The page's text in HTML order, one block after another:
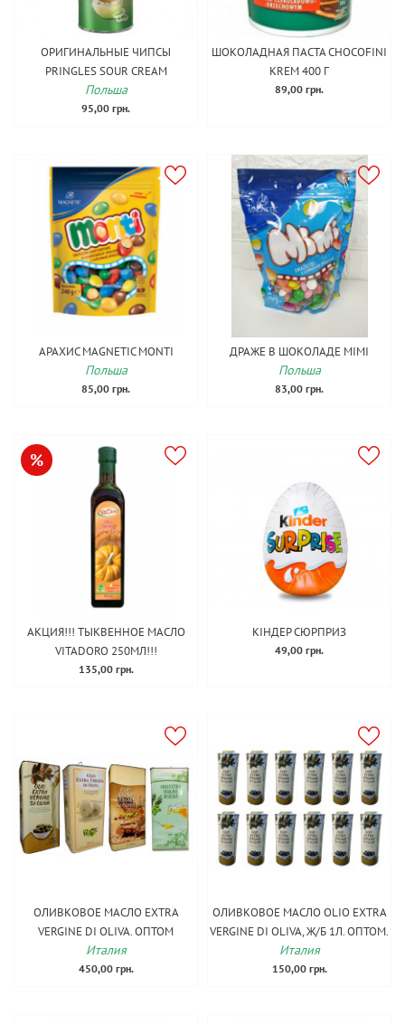
ОРИГИНАЛЬНЫЕ ЧИПСЫ
PRINGLES SOUR CREAM
Польша
95,00 грн.
ШОКОЛАДНАЯ ПАСТА CHOCOFINI
KREM 400 Г
89,00 грн.
АРАХИС MAGNETIC MONTI
Польша
85,00 грн.
ДРАЖЕ В ШОКОЛАДЕ MIMI
Польша
83,00 грн.
%
АКЦИЯ!!! ТЫКВЕННОЕ МАСЛО
VITADORO 250МЛ!!!
135,00 грн.
КІНДЕР СЮРПРИЗ
49,00 грн.
ОЛИВКОВОЕ МАСЛО EXTRA
VERGINE DI OLIVA. ОПТОМ
Италия
450,00 грн.
ОЛИВКОВОЕ МАСЛО OLIO EXTRA
VERGINE DI OLIVA, Ж/Б 1Л. ОПТОМ.
Италия
150,00 грн.